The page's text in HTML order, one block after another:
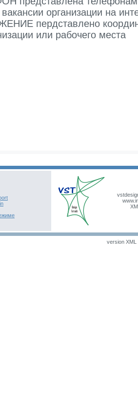
организации на
пердставлено
или рабочего места
version